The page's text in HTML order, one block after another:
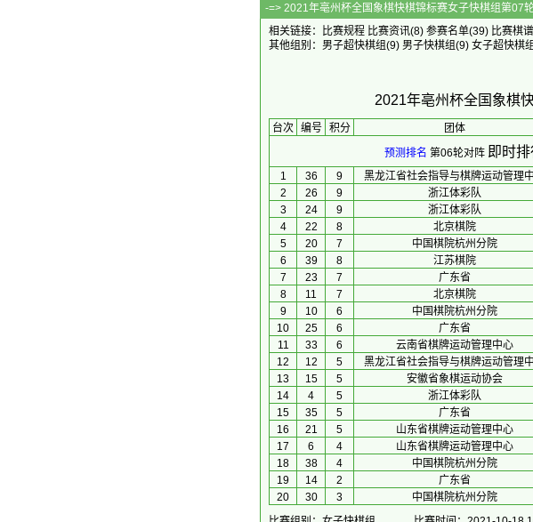
-=> 2021年亳州杯全国象棋快棋锦标
相关链接：
比赛规程 比赛资讯(8) 参赛名单(39) 比赛棋谱
其他组别： 男子超快棋组(9) 男子快棋组(9) 女子超快棋组
2021年亳州杯全国象棋
台次 编号 积分 团体
预测排名 第06轮对阵 即时
1
36 9 黑龙江省社会指导与棋牌运动管理
2
26 9 浙江体彩队
3
24 9 浙江体彩队
4
22 8 北京棋院
5
20 7 中国棋院杭州分院
6
39 8 江苏棋院
7
23 7 广东省
8
11 7 北京棋院
9
10 6 中国棋院杭州分院
10
25 6 广东省
11
33 6 云南省棋牌运动管理中心
12
12 5 黑龙江省社会指导与棋牌运动管理
13
15 5 安徽省象棋运动协会
14
4 5 浙江体彩队
15
35 5 广东省
16
21 5 山东省棋牌运动管理中心
17
6 4 山东省棋牌运动管理中心
18
38 4 中国棋院杭州分院
19
14 2 广东省
20
30 3 中国棋院杭州分院